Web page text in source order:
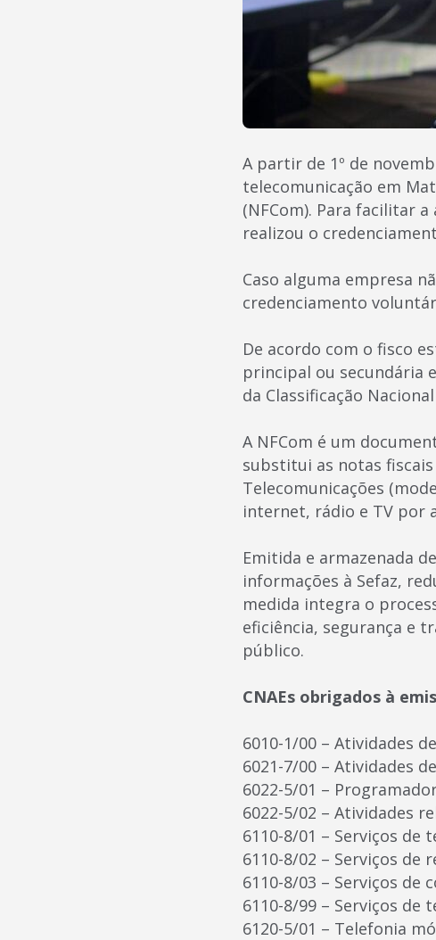
A partir de 1º de
telecomunicação em
(NFCom). Para facilitar
realizou o
Caso alguma empresa
credenciamento
De acordo com o fisco
principal ou secundária
da Classificação
A NFCom é um
substitui as notas fiscais
Telecomunicações
internet, rádio e TV por
Emitida e armazenada
informações à Sefaz,
medida integra o
eficiência, segurança e
público.
CNAEs obrigados à
6010-1/00 – Atividades
6021-7/00 – Atividades
6022-5/01 –
6022-5/02 – Atividades
6110-8/01 – Serviços de
6110-8/02 – Serviços de
6110-8/03 – Serviços de
6110-8/99 – Serviços
6120-5/01 – Telefonia